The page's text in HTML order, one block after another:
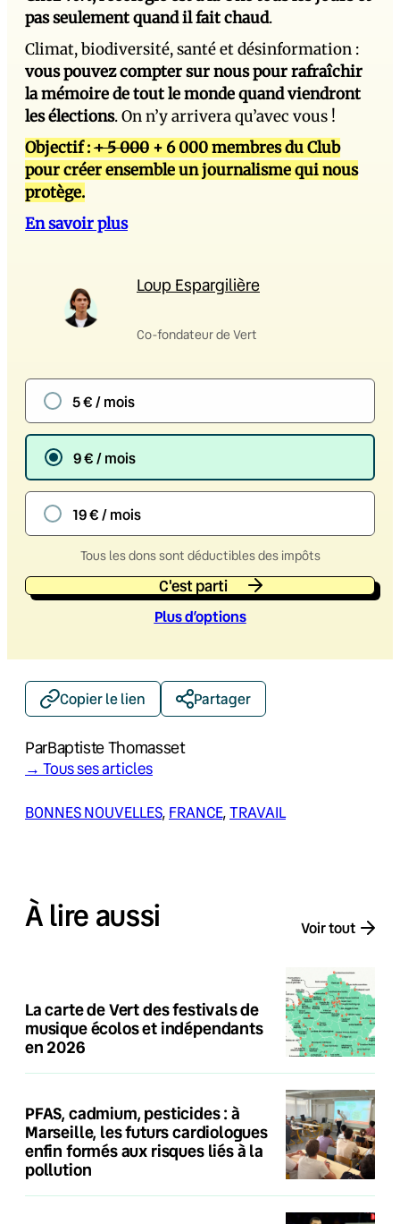
pas seulement quand il fait chaud.
Climat, biodiversité, santé et désinformation :
vous pouvez compter sur nous pour rafraîchir
la mémoire de tout le monde quand viendront
les élections. On n’y arrivera qu’avec vous !
Objectif :+ 5 000 + 6 000 membres du Club
pour créer ensemble un journalisme qui nous
protège.
En savoir plus
Loup Espargilière
Co-fondateur de Vert
5 € / mois
9 € / mois
19 € / mois
Tous les dons sont déductibles des impôts
C'est parti
Plus d’options
Copier le lien Partager
ParBaptiste Thomasset
→ Tous ses articles
BONNES NOUVELLES, FRANCE, TRAVAIL
À lire aussi Voir tout
La carte de Vert des festivals de
musique écolos et indépendants
en 2026
PFAS, cadmium, pesticides : à
Marseille, les futurs cardiologues
enfin formés aux risques liés à la
pollution